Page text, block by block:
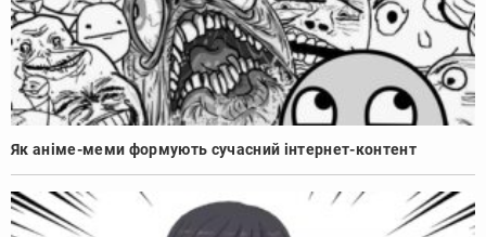
Як аніме-меми формують сучасний інтернет-контент